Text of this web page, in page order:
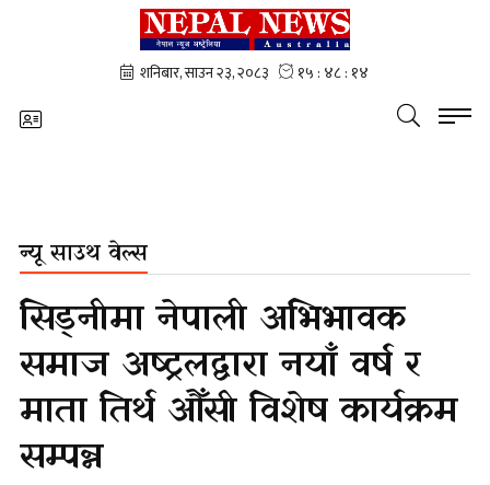
न्यू साउथ वेल्स
सिड्नीमा नेपाली अभिभावक
समाज अष्ट्रलद्वारा नयाँ वर्ष र
माता तिर्थ औँसी विशेष कार्यक्रम
सम्पन्न